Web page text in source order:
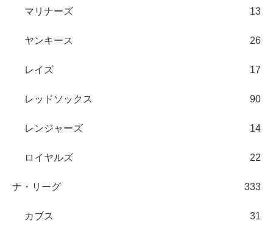
マリナーズ 13
ヤンキース 26
レイズ 17
レッドソックス 90
レンジャーズ 14
ロイヤルズ 22
ナ・リーグ 333
カブス 31